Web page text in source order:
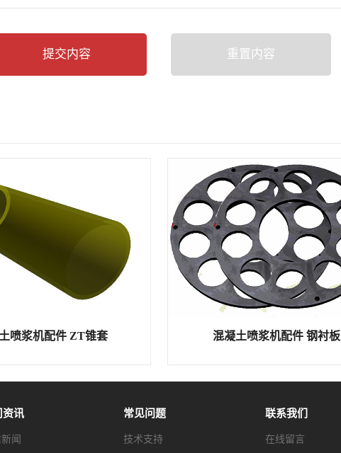
喷浆机配件 ZT锥套 混凝土喷浆机配件 钢衬板
资讯
闻
常见问题
技术支持
联系我们
在线留言